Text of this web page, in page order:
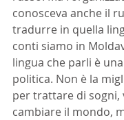
conosceva anche il
tradurre in quella
conti siamo in
lingua che parli è
politica. Non è la
per trattare di sogni,
cambiare il mondo,